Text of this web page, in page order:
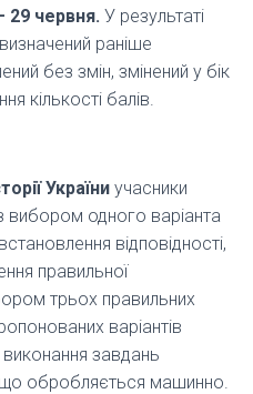
29 червня. У результаті
раніше
без змін, змінений у бік
кількості балів.
України учасники
вибором одного варіанта
відповідності,
правильної
трьох правильних
варіантів
виконання завдань
обробляється машинно.